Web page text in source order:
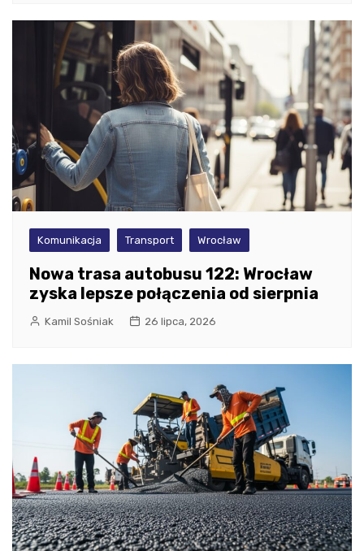
Komunikacja Transport Wrocław
Nowa trasa autobusu 122: Wrocław
zyska lepsze połączenia od sierpnia
Kamil Sośniak 26 lipca, 2026